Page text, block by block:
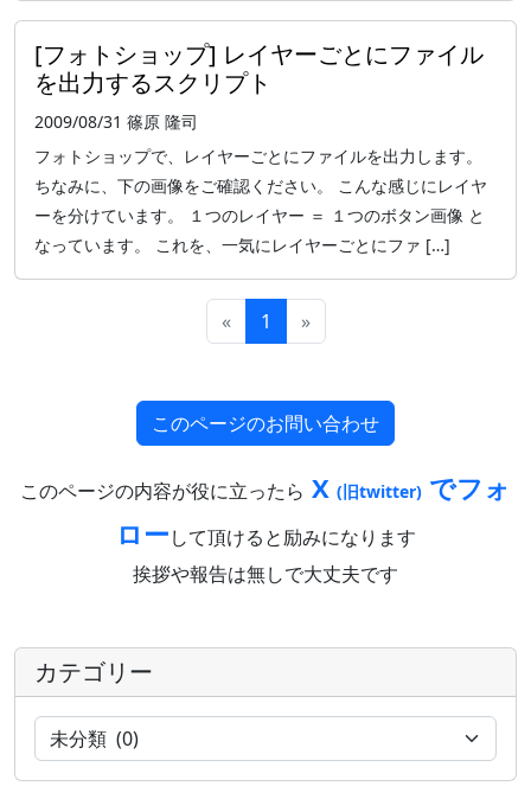
[フォトショップ] レイヤーごとにファイル
を出力するスクリプト
2009/08/31 篠原 隆司
フォトショップで、レイヤーごとにファイルを出力します。
ちなみに、下の画像をご確認ください。 こんな感じにレイヤ
ーを分けています。 １つのレイヤー ＝ １つのボタン画像 と
なっています。 これを、一気にレイヤーごとにファ […]
« 1 »
このページのお問い合わせ
このページの内容が役に立ったら X (旧twitter) でフォ
ローして頂けると励みになります
挨拶や報告は無しで大丈夫です
カテゴリー